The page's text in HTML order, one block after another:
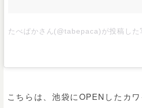
たべぱかさん(@tabepaca)が投稿した
こちらは、池袋にOPENしたカ